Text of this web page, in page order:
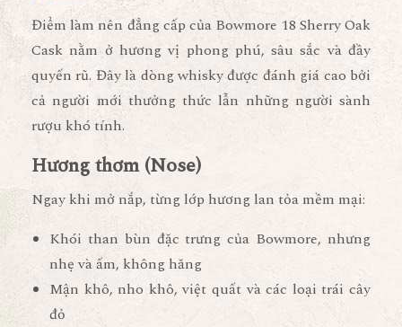
Điểm làm nên đẳng cấp của Bowmore 18 Sherry Oak
Cask nằm ở hương vị phong phú, sâu sắc và đầy
quyến rũ. Đây là dòng whisky được đánh giá cao bởi
cả người mới thưởng thức lẫn những người sành
rượu khó tính.
Hương thơm (Nose)
Ngay khi mở nắp, từng lớp hương lan tỏa mềm mại:
Khói than bùn đặc trưng của Bowmore, nhưng
nhẹ và ấm, không hăng
Mận khô, nho khô, việt quất và các loại trái cây
đỏ